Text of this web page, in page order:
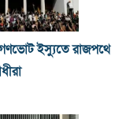
ইস্যুতে রাজপথে